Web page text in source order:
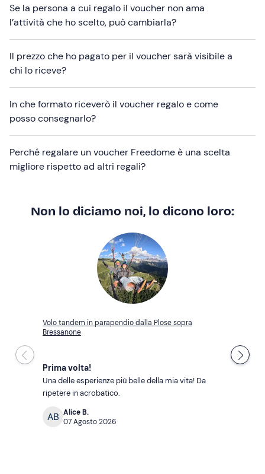
Se la persona a cui regalo il voucher non ama
l’attività che ho scelto, può cambiarla?
Il prezzo che ho pagato per il voucher sarà visibile a
chi lo riceve?
In che formato riceverò il voucher regalo e come
posso consegnarlo?
Perché regalare un voucher Freedome è una scelta
migliore rispetto ad altri regali?
Non lo diciamo noi, lo dicono loro:
Volo tandem in parapendio dalla Plose sopra
Bressanone
Prima volta!
Una delle esperienze più belle della mia vita! Da
ripetere in acrobatico.
Alice B.
07 Agosto 2026